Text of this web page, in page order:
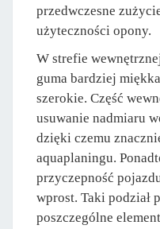
przedwczesne
użyteczności opony.
W strefie
guma bardziej
szerokie. Część
usuwanie nadmiaru
dzięki czemu
aquaplaningu.
przyczepność
wprost. Taki podział
poszczególne